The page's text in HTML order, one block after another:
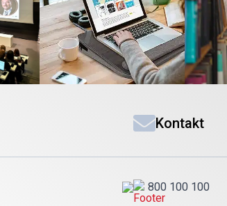
Kontakt
800 100 100